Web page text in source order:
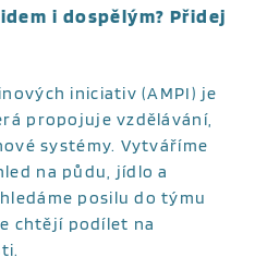
i dospělým? Přidej
iniciativ (AMPI) je
propojuje vzdělávání,
systémy. Vytváříme
na půdu, jídlo a
posilu do týmu
chtějí podílet na